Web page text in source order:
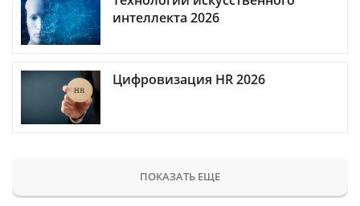
интеллекта 2026
Цифровизация HR 2026
ПОКАЗАТЬ ЕЩЕ